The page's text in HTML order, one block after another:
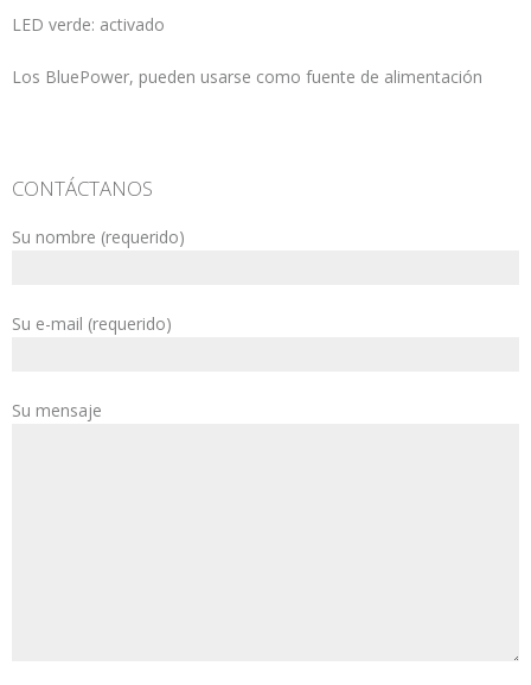
LED verde: activado
Los BluePower, pueden usarse como fuente de alimentación
CONTÁCTANOS
Su nombre (requerido)
Su e-mail (requerido)
Su mensaje